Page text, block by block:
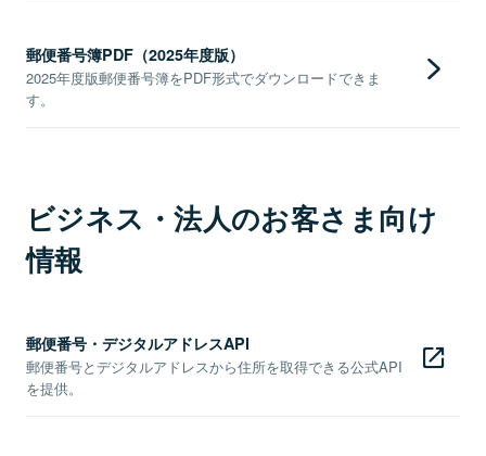
郵便番号簿PDF（2025年度版）
2025年度版郵便番号簿をPDF形式でダウンロードできま
す。
ビジネス・法人のお客さま向け
情報
郵便番号・デジタルアドレスAPI
郵便番号とデジタルアドレスから住所を取得できる公式API
を提供。